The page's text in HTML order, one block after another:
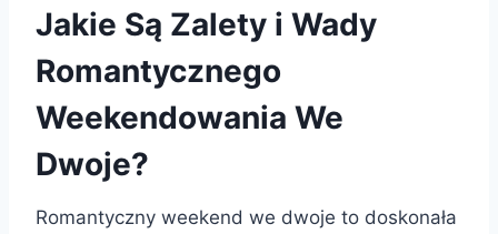
Jakie Są Zalety i Wady
Romantycznego
Weekendowania We
Dwoje?
Romantyczny weekend we dwoje to doskonała